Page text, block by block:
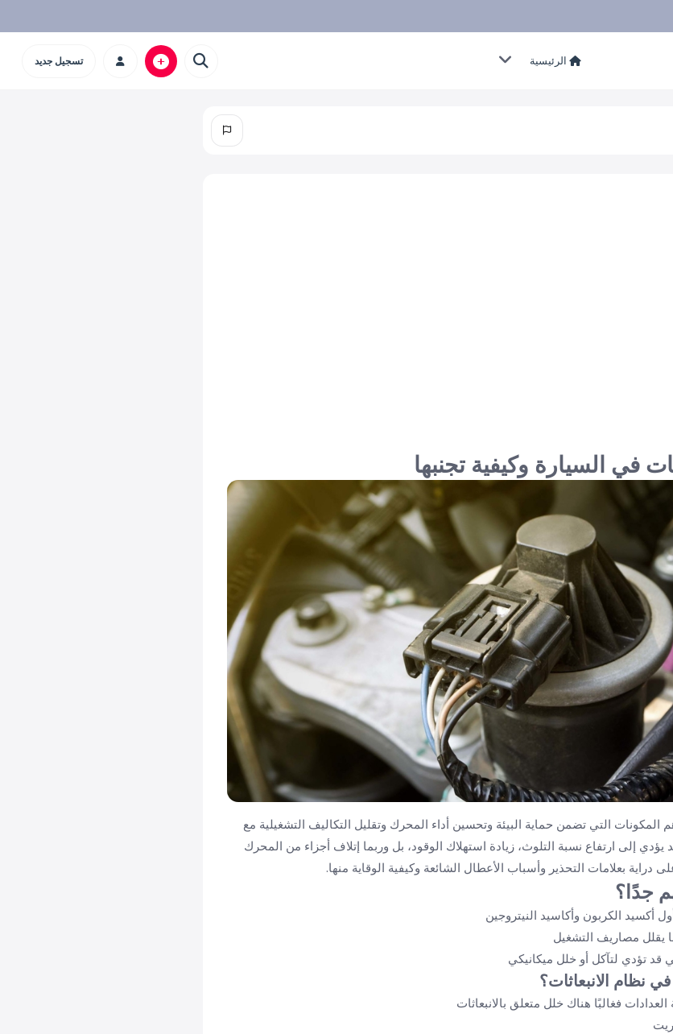
الرئيسية تسجيل جديد
في السيارة وكيفية تجنبها
المكونات التي تضمن حماية البيئة وتحسين أداء المحرك وتقليل التكاليف التشغيلية مع
إلى ارتفاع نسبة التلوث، زيادة استهلاك الوقود، بل وربما إتلاف أجزاء من المحرك
بعلامات التحذير وأسباب الأعطال الشائعة وكيفية الوقاية منها.
جدًا؟
أكسيد الكربون وأكاسيد النيتروجين
يقلل مصاريف التشغيل
تؤدي لتآكل أو خلل ميكانيكي
الانبعاثات؟
فغالبًا هناك خلل متعلق بالانبعاثات